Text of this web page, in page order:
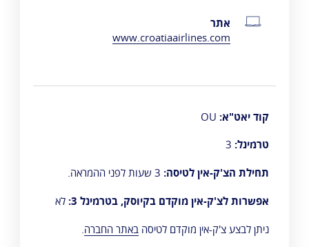
אתר
www.croatiaairlines.com
קוד יאט"א:
טרמינל:
תחילת הצ'ק-אין לטיסה:
אפשרות לצ'ק-אין מוקדם בקיוסק, בטרמינל 3: לא
ניתן לבצע צ'ק-אין מוקדם לטיסה באתר החברה